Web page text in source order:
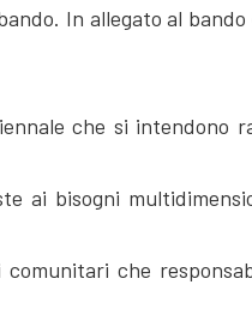
In allegato al bando
che si intendono
ai bisogni
che